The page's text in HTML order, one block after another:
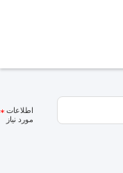
اطلاعات
مورد نیاز